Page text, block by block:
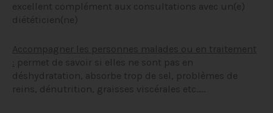
excellent complément aux consultations avec un(e)
diététicien(ne)
Accompagner les personnes malades ou en traitement
permet de savoir si elles ne sont pas en
déshydratation, absorbe trop de sel, problèmes de
reins, dénutrition, graisses viscérales etc…..